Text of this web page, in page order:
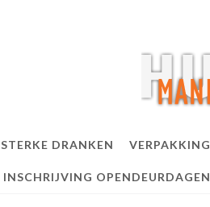
STERKE DRANKEN VERPAKKING
INSCHRIJVING OPENDEURDAGEN